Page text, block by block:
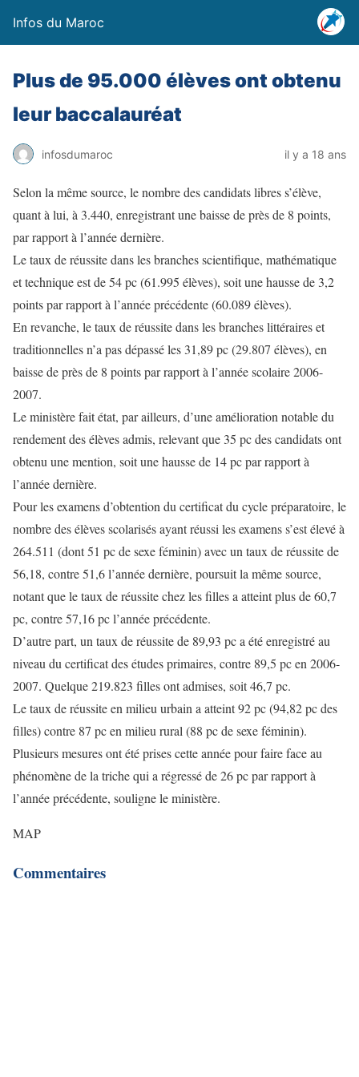
Infos du Maroc
Plus de 95.000 élèves ont obtenu
leur baccalauréat
infosdumaroc il y a 18 ans
Selon la même source, le nombre des candidats libres s’élève,
quant à lui, à 3.440, enregistrant une baisse de près de 8 points,
par rapport à l’année dernière.
Le taux de réussite dans les branches scientifique, mathématique
et technique est de 54 pc (61.995 élèves), soit une hausse de 3,2
points par rapport à l’année précédente (60.089 élèves).
En revanche, le taux de réussite dans les branches littéraires et
traditionnelles n’a pas dépassé les 31,89 pc (29.807 élèves), en
baisse de près de 8 points par rapport à l’année scolaire 2006-
2007.
Le ministère fait état, par ailleurs, d’une amélioration notable du
rendement des élèves admis, relevant que 35 pc des candidats ont
obtenu une mention, soit une hausse de 14 pc par rapport à
l’année dernière.
Pour les examens d’obtention du certificat du cycle préparatoire, le
nombre des élèves scolarisés ayant réussi les examens s’est élevé à
264.511 (dont 51 pc de sexe féminin) avec un taux de réussite de
56,18, contre 51,6 l’année dernière, poursuit la même source,
notant que le taux de réussite chez les filles a atteint plus de 60,7
pc, contre 57,16 pc l’année précédente.
D’autre part, un taux de réussite de 89,93 pc a été enregistré au
niveau du certificat des études primaires, contre 89,5 pc en 2006-
2007. Quelque 219.823 filles ont admises, soit 46,7 pc.
Le taux de réussite en milieu urbain a atteint 92 pc (94,82 pc des
filles) contre 87 pc en milieu rural (88 pc de sexe féminin).
Plusieurs mesures ont été prises cette année pour faire face au
phénomène de la triche qui a régressé de 26 pc par rapport à
l’année précédente, souligne le ministère.
MAP
Commentaires